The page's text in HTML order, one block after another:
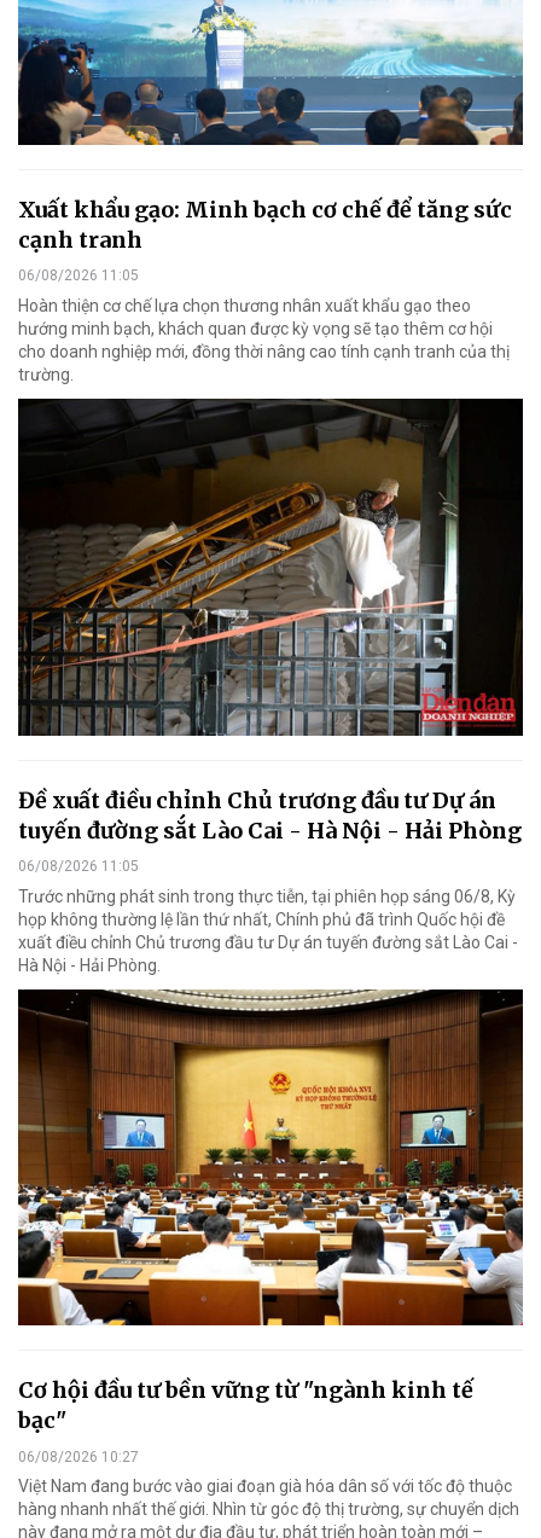
Xuất khẩu gạo: Minh bạch cơ chế để tăng sức
cạnh tranh
06/08/2026 11:05
Hoàn thiện cơ chế lựa chọn thương nhân xuất khẩu gạo theo
hướng minh bạch, khách quan được kỳ vọng sẽ tạo thêm cơ hội
cho doanh nghiệp mới, đồng thời nâng cao tính cạnh tranh của thị
trường.
Đề xuất điều chỉnh Chủ trương đầu tư Dự án
tuyến đường sắt Lào Cai - Hà Nội - Hải Phòng
06/08/2026 11:05
Trước những phát sinh trong thực tiễn, tại phiên họp sáng 06/8, Kỳ
họp không thường lệ lần thứ nhất, Chính phủ đã trình Quốc hội đề
xuất điều chỉnh Chủ trương đầu tư Dự án tuyến đường sắt Lào Cai -
Hà Nội - Hải Phòng.
Cơ hội đầu tư bền vững từ "ngành kinh tế
bạc"
06/08/2026 10:27
Việt Nam đang bước vào giai đoạn già hóa dân số với tốc độ thuộc
hàng nhanh nhất thế giới. Nhìn từ góc độ thị trường, sự chuyển dịch
này đang mở ra một dư địa đầu tư, phát triển hoàn toàn mới –